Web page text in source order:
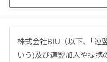
株式会社BIU（以下、｢連
いう)及び連盟加入や提携